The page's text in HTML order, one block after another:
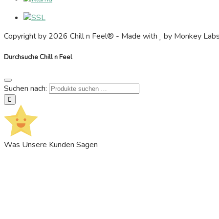
Copyright by 2026 Chill n Feel® - Made with by Monkey
Durchsuche Chill n Feel
Suchen nach:
suchen
Was Unsere Kunden Sagen